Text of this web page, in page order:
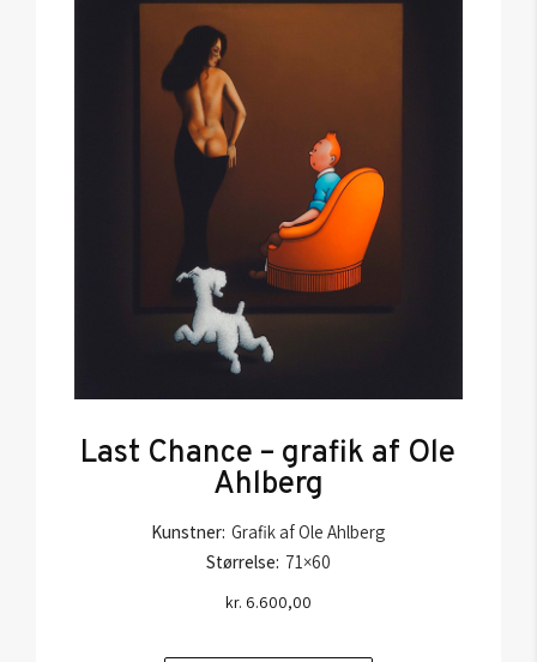
Last Chance – grafik af Ole
Ahlberg
Kunstner: Grafik af Ole Ahlberg
Størrelse: 71×60
kr. 6.600,00